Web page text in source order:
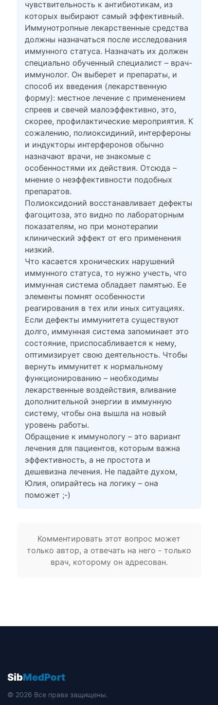
чувствительность к антибиотикам, из
которых выбирают самый эффективный.
Иммунотропные лекарственные средства
должны назначаться после исследования
иммунного статуса. Назначать их должен
специально обученный специалист – врач-
иммунолог. Он выберет и препараты, и
способ их введения (лекарственную
форму): местное лечение с применением
спреев и свечей малоэффективно, это,
скорее, профилактические мероприятия. К
сожалению, полиоксидиний, интерфероны
и индукторы интерферонов обычно
назначают врачи, не знакомые с
особенностями их действия. Отсюда –
мнение о неэффективности подобных
препаратов.
Полиоксидоний восстанавливает дефекты
фагоцитоза, это видно по лабораторным
показателям, но при монотерапии
клинический эффект от его применения
низкий.
Что касается хронических нарушений
иммунного статуса, то нужно учесть, что
иммунная система обладает памятью. Ее
элементы помнят особенности
реагирования в тех или иных ситуациях.
Если дефекты иммунитета существуют
долго, иммунная система запоминает это
состояние, приспосабливается к нему,
оптимизирует свою деятельность. Чтобы
вернуть иммунитет к нормальному
функционированию – необходимы
лекарственные воздействия, вливание
дополнительной энергии в иммунную
систему, чтобы она вышла на новый
уровень работы.
Обращение к иммунологу – это вариант
лечения для пациентов, которым важна
эффективность, а не простота и
дешевизна лечения. Не падайте духом,
Юлия, опирайтесь на логику – она
поможет ;-)
Комментировать этот вопрос может
только автор, а отвечать на него - только
врач, которому он адресован.
SibMedPort
© 2026 Все права защищены.